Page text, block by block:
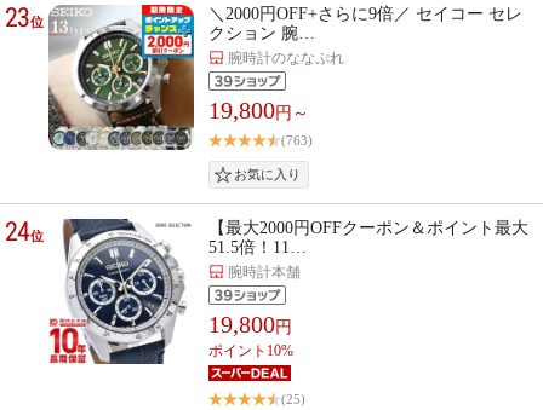
23位
＼2000円OFF+さらに9倍／ セイコー セレ
クション 腕…
腕時計のななぷれ
19,800円～
(763)
24位
【最大2000円OFFクーポン＆ポイント最大
51.5倍！11…
腕時計本舗
19,800円
ポイント10%
(25)